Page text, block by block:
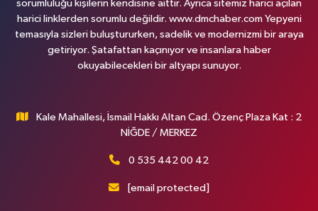
sorumluluğu kişilerin kendisine aittir. Ayrıca sitemiz harici açılan
harici linklerden sorumlu değildir. www.dmchaber.com Yepyeni
temasıyla sizleri buluştururken, sadelik ve modernizmi bir araya
getiriyor. Şatafattan kaçınıyor ve insanlara haber
okuyabilecekleri bir altyapı sunuyor.
Kale Mahallesi, İsmail Hakkı Altan Cad. Özenç Plaza Kat : 2
NİĞDE / MERKEZ
0 535 442 00 42
[email protected]